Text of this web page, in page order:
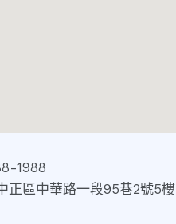
1988
正區中華路一段95巷2號5樓